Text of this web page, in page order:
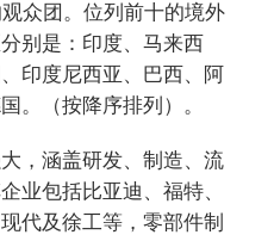
众团。位列前十的境外
别是：印度、马来西
印度尼西亚、巴西、阿
。（按降序排列）。
，涵盖研发、制造、流
业包括比亚迪、福特、
代及徐工等，零部件制